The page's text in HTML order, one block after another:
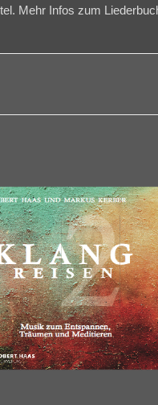
Mehr Infos zum